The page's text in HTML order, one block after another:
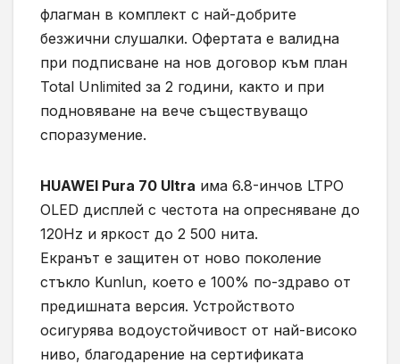
флагман в комплект с най-добрите
безжични слушалки. Офертата е валидна
при подписване на нов договор към план
Total Unlimited за 2 години, както и при
подновяване на вече съществуващо
споразумение.
HUAWEI Pura 70 Ultra има 6.8-инчов LTPO
OLED дисплей с честота на опресняване до
120Hz и яркост до 2 500 нита.
Екранът е защитен от ново поколение
стъкло Kunlun, което е 100% по-здраво от
предишната версия. Устройството
осигурява водоустойчивост от най-високо
ниво, благодарение на сертификата